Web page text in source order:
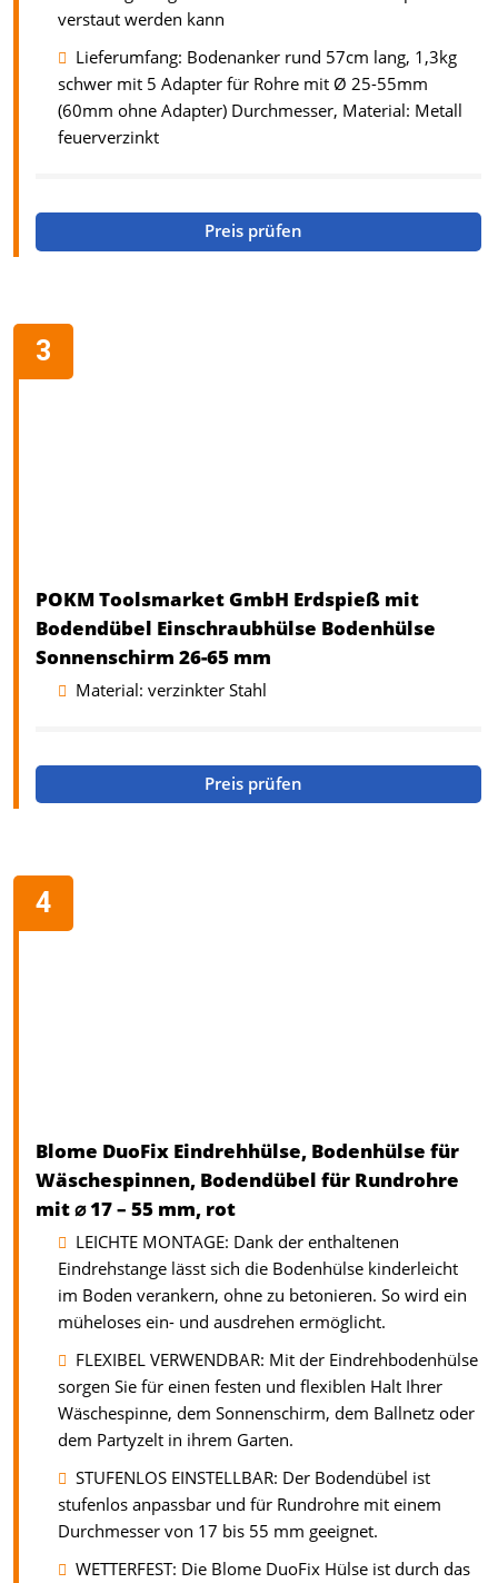
verstaut werden kann
Lieferumfang: Bodenanker rund 57cm lang, 1,3kg
schwer mit 5 Adapter für Rohre mit Ø 25-55mm
(60mm ohne Adapter) Durchmesser, Material: Metall
feuerverzinkt
Preis prüfen
POKM Toolsmarket GmbH Erdspieß mit
Bodendübel Einschraubhülse Bodenhülse
Sonnenschirm 26-65 mm
Material: verzinkter Stahl
Preis prüfen
Blome DuoFix Eindrehhülse, Bodenhülse für
Wäschespinnen, Bodendübel für Rundrohre
mit ⌀ 17 – 55 mm, rot
LEICHTE MONTAGE: Dank der enthaltenen
Eindrehstange lässt sich die Bodenhülse kinderleicht
im Boden verankern, ohne zu betonieren. So wird ein
müheloses ein- und ausdrehen ermöglicht.
FLEXIBEL VERWENDBAR: Mit der Eindrehbodenhülse
sorgen Sie für einen festen und flexiblen Halt Ihrer
Wäschespinne, dem Sonnenschirm, dem Ballnetz oder
dem Partyzelt in ihrem Garten.
STUFENLOS EINSTELLBAR: Der Bodendübel ist
stufenlos anpassbar und für Rundrohre mit einem
Durchmesser von 17 bis 55 mm geeignet.
WETTERFEST: Die Blome DuoFix Hülse ist durch das